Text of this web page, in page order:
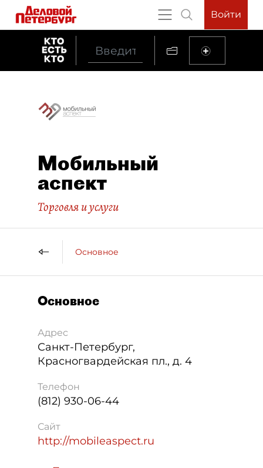
Войти
Мобильный
аспект
Торговля и услуги
Основное
Основное
Адрес
Санкт-Петербург,
Красногвардейская пл., д. 4
Телефон
(812) 930-06-44
Сайт
http://mobileaspect.ru